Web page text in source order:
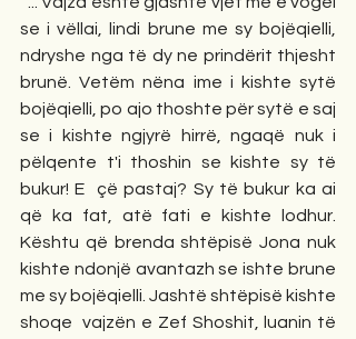
se i vëllai, lindi brune me sy bojëqielli,
ndryshe nga të dy ne prindërit thjesht
brunë. Vetëm nëna ime i kishte sytë
bojëqielli, po ajo thoshte për sytë e saj
se i kishte ngjyrë hirrë, ngaqë nuk i
pëlqente t'i thoshin se kishte sy të
bukur! E  çë pastaj? Sy të bukur ka ai
që ka fat, atë fati e kishte lodhur.
Kështu që brenda shtëpisë Jona nuk
kishte ndonjë avantazh se ishte brune
me sy bojëqielli. Jashtë shtëpisë kishte
shoqe  vajzën e Zef Shoshit, luanin të